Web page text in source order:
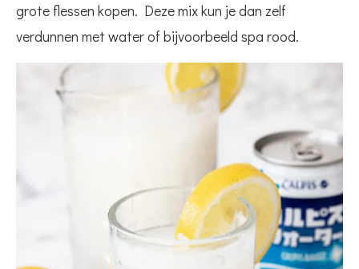
grote flessen kopen. Deze mix kun je dan zelf
verdunnen met water of bijvoorbeeld spa rood.